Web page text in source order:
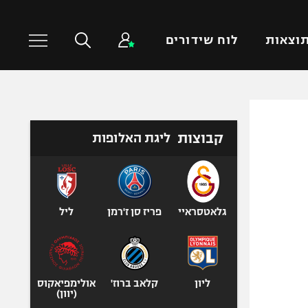
תוצאות לוח שידורים
טניס
כדורעף
אגרוף
ספורט אולימפי
UFC
קבוצות ליגת האלופות
גלאטסראיי פריז סן ז'רמן ליל
ליון קלאב ברוז'
אולימפיאקוס
(יוון)